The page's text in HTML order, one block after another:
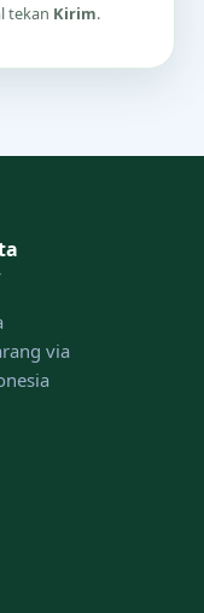
tekan Kirim.
via